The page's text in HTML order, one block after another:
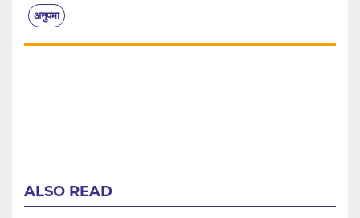
अनुपमा
ALSO READ